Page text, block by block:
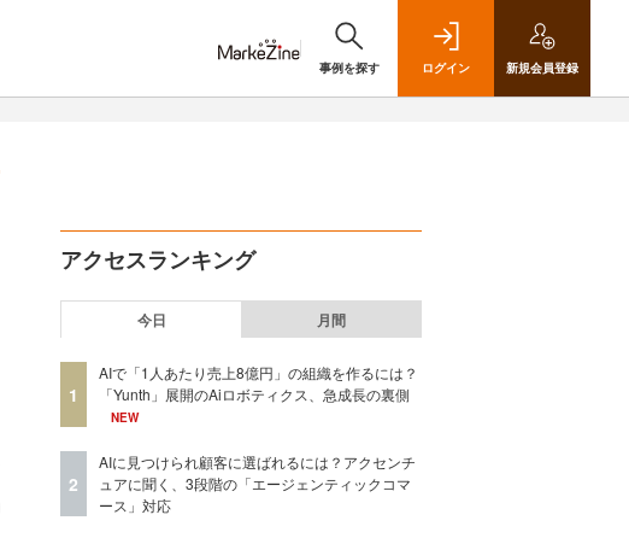
事例を探す ログイン 新規会員登録
アクセスランキング
今日 月間
1
AIで「1人あたり売上8億円」の組織を作るには？
「Yunth」展開のAiロボティクス、急成長の裏側
NEW
2
AIに見つけられ顧客に選ばれるには？アクセンチ
ュアに聞く、3段階の「エージェンティックコマ
ース」対応